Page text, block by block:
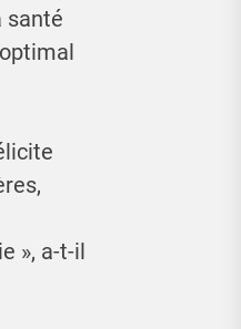
santé
», a-t-il